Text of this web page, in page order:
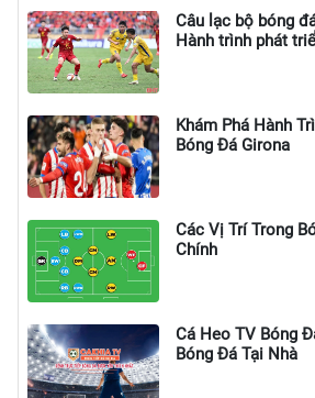
Câu lạc bộ bóng
Hành trình phát
Khám Phá Hành
Bóng Đá Girona
Các Vị Trí Trong
Chính
Cá Heo TV Bóng
Bóng Đá Tại Nhà